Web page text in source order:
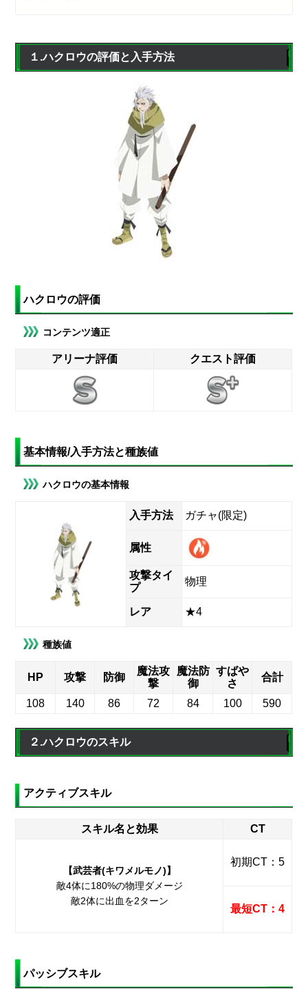
１.ハクロウの評価と入手方法
ハクロウの評価
コンテンツ適正
アリーナ評価 クエスト評価
基本情報/入手方法と種族値
ハクロウの基本情報
入手方法 ガチャ(限定)
属性
攻撃タイ
プ
物理
レア ★4
種族値
HP 攻撃 防御
魔法攻
撃
魔法防
御
すばや
さ
合計
108 140 86 72 84 100 590
２.ハクロウのスキル
アクティブスキル
スキル名と効果 CT
【武芸者(キワメルモノ)】
敵4体に180%の物理ダメージ
敵2体に出血を2ターン
初期CT：5
最短CT：4
パッシブスキル